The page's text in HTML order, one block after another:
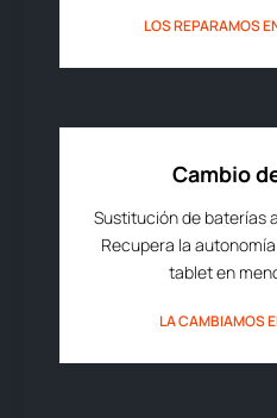
LOS REPARAMOS
Cambio
Sustitución de baterías
Recupera la
tablet en
LA CAMBIAMOS